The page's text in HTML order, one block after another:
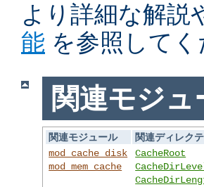
より詳細な解説
能 を参照してく
関連モジ
関連モジュール
関連ディレク
mod_cache_disk
mod_mem_cache
CacheRoot